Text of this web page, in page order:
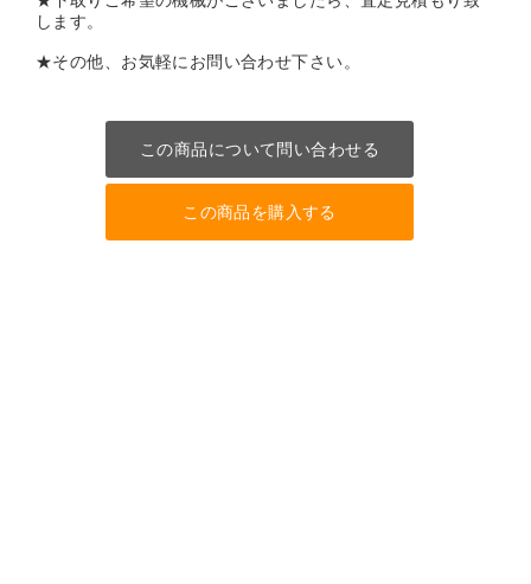
します。
★その他、お気軽にお問い合わせ下さい。
この商品について問い合わせる
この商品を購入する